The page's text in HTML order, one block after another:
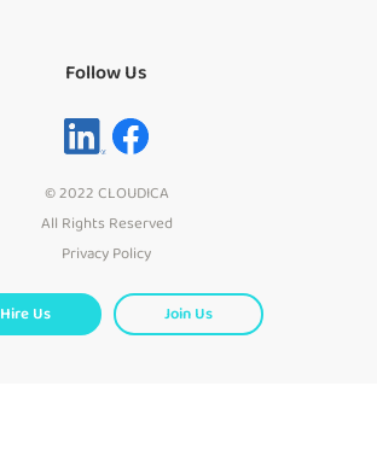
Follow Us
© 2022 CLOUDICA
All Rights Reserved
Privacy Policy
Hire Us Join Us